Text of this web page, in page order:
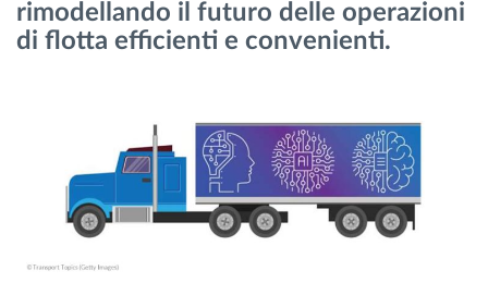
Identificazione automatica del conducente
Come risolviamo tutte le attività della flotta
rimodellando il futuro delle operazioni
di flotta efficienti e convenienti.